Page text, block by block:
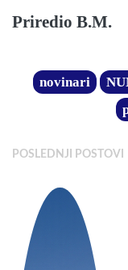
Priredio B.M.
novinari
POSLEDNJI POSTOVI